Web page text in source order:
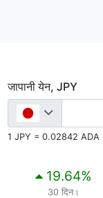
जापानी येन, JPY
1 JPY = 0.02842 ADA
19.64%
30 दिन।